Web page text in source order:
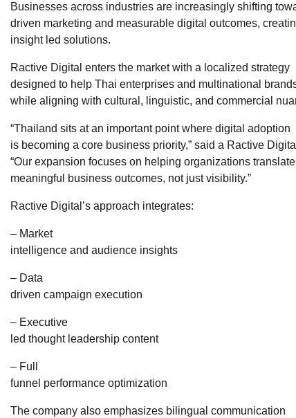
Businesses across industries are increasingly shifting
driven marketing and measurable digital outcomes,
insight led solutions.
Ractive Digital enters the market with a localized strategy
designed to help Thai enterprises and multinational
while aligning with cultural, linguistic, and commercial
“Thailand sits at an important point where digital adoption
is becoming a core business priority,” said a Ractive
“Our expansion focuses on helping organizations
meaningful business outcomes, not just visibility.”
Ractive Digital’s approach integrates:
– Market
intelligence and audience insights
– Data
driven campaign execution
– Executive
led thought leadership content
– Full
funnel performance optimization
The company also emphasizes bilingual communication